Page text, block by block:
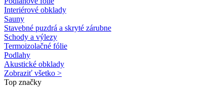
Interiérové obklady
Sauny
Stavebné puzdrá a skryté zárubne
Schody a výlezy
Termoizolačné fólie
Podlahy
Akustické obklady
Zobraziť všetko >
Top značky